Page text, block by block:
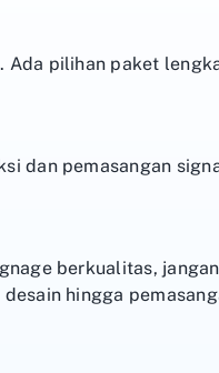
pilihan paket
dan pemasangan
berkualitas,
hingga